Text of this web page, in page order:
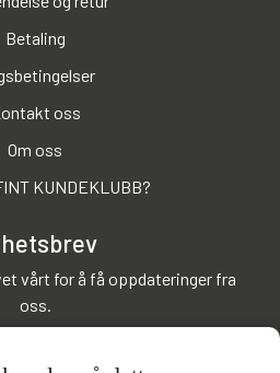
Betaling
oss
Om oss
KUNDEKLUBB?
vårt for å få oppdateringer fra
oss.
på nyhetsbrev